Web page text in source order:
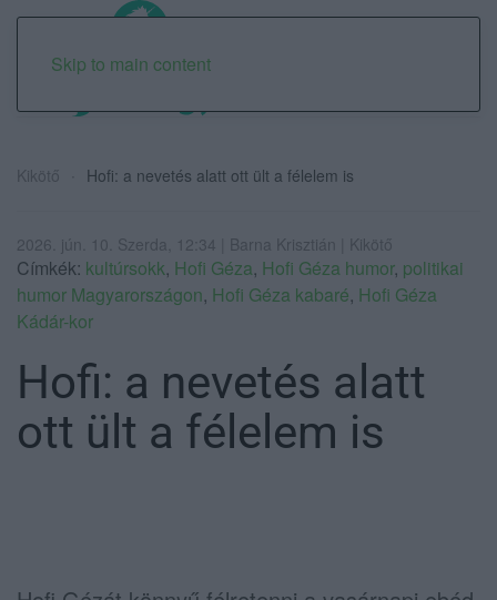
Skip to main content
Kikötő Hofi: a nevetés alatt ott ült a félelem is
2026. jún. 10. Szerda, 12:34 | Barna Krisztián | Kikötő
Címkék: kultúrsokk, Hofi Géza, Hofi Géza humor, politikai
humor Magyarországon, Hofi Géza kabaré, Hofi Géza
Kádár-kor
Hofi: a nevetés alatt
ott ült a félelem is